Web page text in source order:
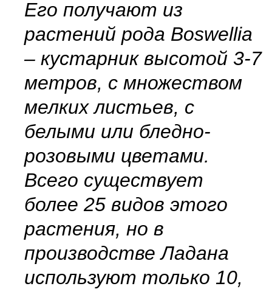
Его получают из
растений рода Boswellia
– кустарник высотой 3-7
метров, с множеством
мелких листьев, с
белыми или бледно-
розовыми цветами.
Всего существует
более 25 видов этого
растения, но в
производстве Ладана
используют только 10,